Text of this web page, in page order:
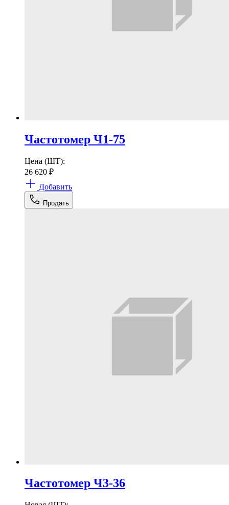
Частотомер Ч1-75
Цена (ШТ):
26 620 ₽
Добавить
Продать
Частотомер Ч3-36